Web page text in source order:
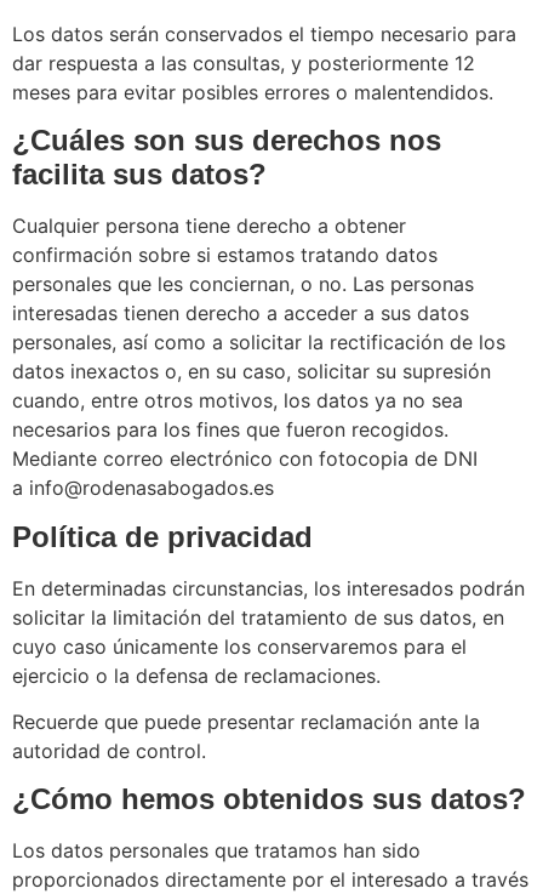
Los datos serán conservados el tiempo necesario para
dar respuesta a las consultas, y posteriormente 12
meses para evitar posibles errores o malentendidos.
¿Cuáles son sus derechos nos
facilita sus datos?
Cualquier persona tiene derecho a obtener
confirmación sobre si estamos tratando datos
personales que les conciernan, o no. Las personas
interesadas tienen derecho a acceder a sus datos
personales, así como a solicitar la rectificación de los
datos inexactos o, en su caso, solicitar su supresión
cuando, entre otros motivos, los datos ya no sea
necesarios para los fines que fueron recogidos.
Mediante correo electrónico con fotocopia de DNI
a info@rodenasabogados.es
Política de privacidad
En determinadas circunstancias, los interesados podrán
solicitar la limitación del tratamiento de sus datos, en
cuyo caso únicamente los conservaremos para el
ejercicio o la defensa de reclamaciones.
Recuerde que puede presentar reclamación ante la
autoridad de control.
¿Cómo hemos obtenidos sus datos?
Los datos personales que tratamos han sido
proporcionados directamente por el interesado a través